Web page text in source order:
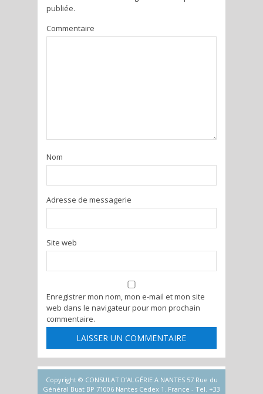
publiée.
Commentaire
Nom
Adresse de messagerie
Site web
Enregistrer mon nom, mon e-mail et mon site
web dans le navigateur pour mon prochain
commentaire.
Copyright © CONSULAT D’ALGÉRIE A NANTES 57 Rue du
Général Buat BP 71006 Nantes Cedex 1. France - Tel. +33